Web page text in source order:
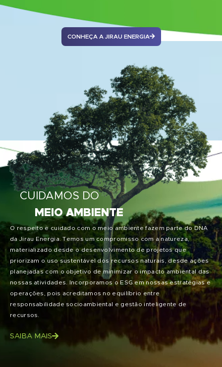
CONHEÇA A JIRAU ENERGIA
CUIDAMOS DO
MEIO AMBIENTE
O respeito e cuidado com o meio ambiente fazem parte do DNA
da Jirau Energia. Temos um compromisso com a natureza,
materializado desde o desenvolvimento de projetos que
priorizam o uso sustentável dos recursos naturais, desde ações
planejadas com o objetivo de minimizar o impacto ambiental das
nossas atividades. Incorporamos o ESG em nossas estratégias e
operações, pois acreditamos no equilíbrio entre
responsabilidade socioambiental e gestão inteligente de
recursos.
SAIBA MAIS